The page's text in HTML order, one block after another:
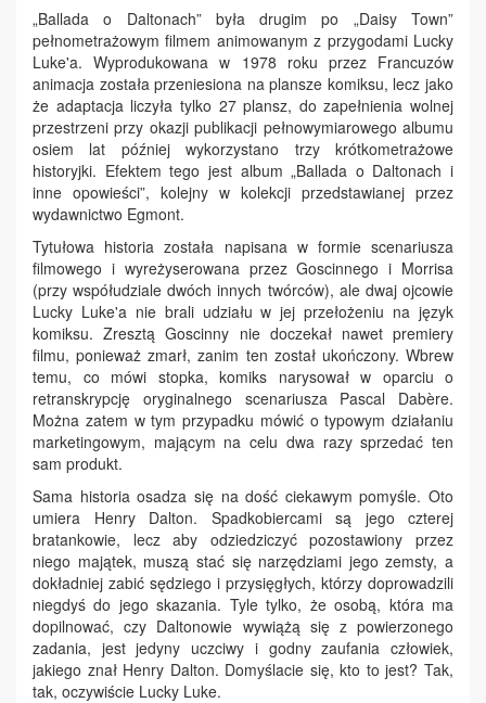
„Ballada o Daltonach” była drugim po „Daisy Town”
pełnometrażowym filmem animowanym z przygodami Lucky
Luke'a. Wyprodukowana w 1978 roku przez Francuzów
animacja została przeniesiona na plansze komiksu, lecz jako
że adaptacja liczyła tylko 27 plansz, do zapełnienia wolnej
przestrzeni przy okazji publikacji pełnowymiarowego albumu
osiem lat później wykorzystano trzy krótkometrażowe
historyjki. Efektem tego jest album „Ballada o Daltonach i
inne opowieści”, kolejny w kolekcji przedstawianej przez
wydawnictwo Egmont.
Tytułowa historia została napisana w formie scenariusza
filmowego i wyreżyserowana przez Goscinnego i Morrisa
(przy współudziale dwóch innych twórców), ale dwaj ojcowie
Lucky Luke'a nie brali udziału w jej przełożeniu na język
komiksu. Zresztą Goscinny nie doczekał nawet premiery
filmu, ponieważ zmarł, zanim ten został ukończony. Wbrew
temu, co mówi stopka, komiks narysował w oparciu o
retranskrypcję oryginalnego scenariusza Pascal Dabère.
Można zatem w tym przypadku mówić o typowym działaniu
marketingowym, mającym na celu dwa razy sprzedać ten
sam produkt.
Sama historia osadza się na dość ciekawym pomyśle. Oto
umiera Henry Dalton. Spadkobiercami są jego czterej
bratankowie, lecz aby odziedziczyć pozostawiony przez
niego majątek, muszą stać się narzędziami jego zemsty, a
dokładniej zabić sędziego i przysięgłych, którzy doprowadzili
niegdyś do jego skazania. Tyle tylko, że osobą, która ma
dopilnować, czy Daltonowie wywiążą się z powierzonego
zadania, jest jedyny uczciwy i godny zaufania człowiek,
jakiego znał Henry Dalton. Domyślacie się, kto to jest? Tak,
tak, oczywiście Lucky Luke.